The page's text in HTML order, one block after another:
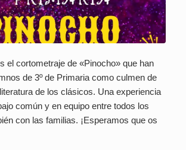
el cortometraje de «Pinocho» que han
de 3º de Primaria como culmen de
de los clásicos. Una experiencia
común y en equipo entre todos los
con las familias. ¡Esperamos que os